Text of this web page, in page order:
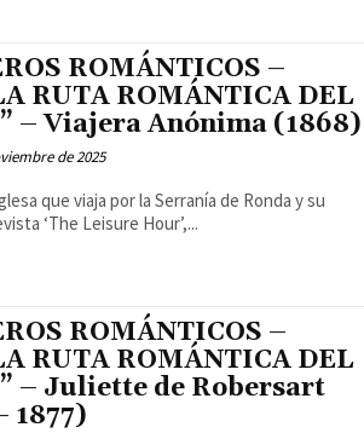
ROMÁNTICOS –
RUTA ROMÁNTICA DEL
– Viajera Anónima (1868)
de 2025
que viaja por la Serranía de Ronda y su
‘The Leisure Hour’,...
ROMÁNTICOS –
RUTA ROMÁNTICA DEL
– Juliette de Robersart
1877)